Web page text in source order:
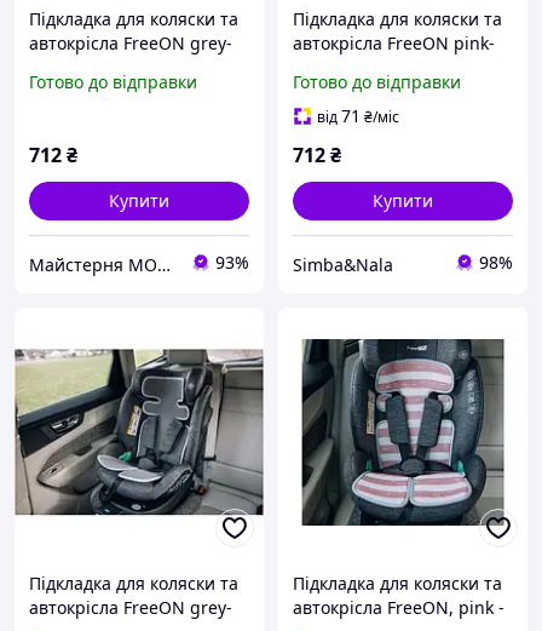
Підкладка для коляски та
автокрісла FreeON grey-
Готово до відправки
712₴
Купити
Майстерня MOKOTOW 93%
Підкладка для коляски та
автокрісла FreeON pink-
Готово до відправки
від71 ₴/міс
712₴
Купити
Simba&Nala 98%
Підкладка для коляски та
автокрісла FreeON grey-
Підкладка для коляски та
автокрісла FreeON, pink -